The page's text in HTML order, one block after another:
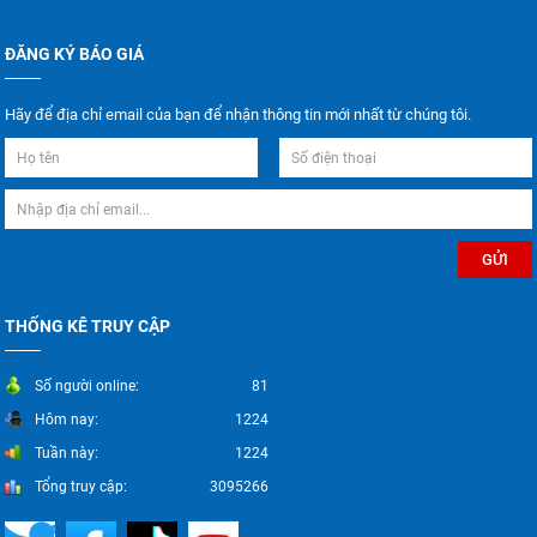
ĐĂNG KÝ BÁO GIÁ
Hãy để địa chỉ email của bạn để nhận thông tin mới nhất từ chúng tôi.
THỐNG KÊ TRUY CẬP
Số người online:
81
Hôm nay:
1224
Tuần này:
1224
Tổng truy cập:
3095266